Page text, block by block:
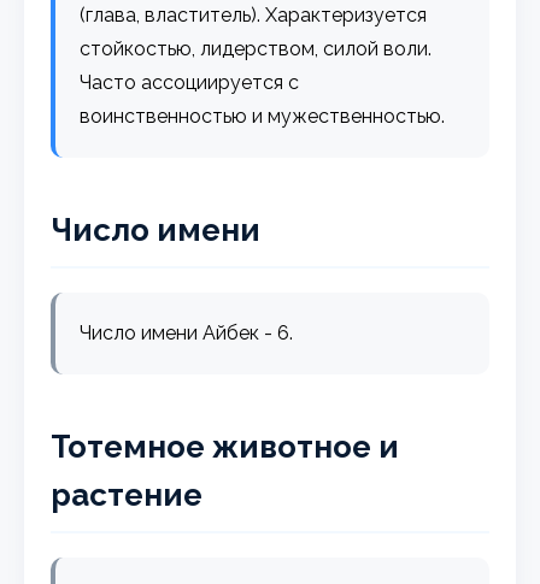
(глава, властитель). Характеризуется
стойкостью, лидерством, силой воли.
Часто ассоциируется с
воинственностью и мужественностью.
Число имени
Число имени Айбек - 6.
Тотемное животное и
растение